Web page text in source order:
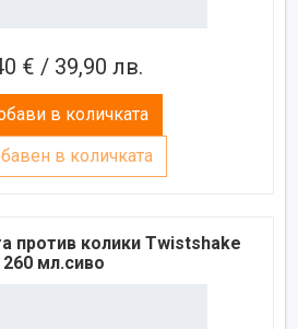
€ / 39,90 лв.
в количката
в количката
против колики Twistshake
260 мл.сиво